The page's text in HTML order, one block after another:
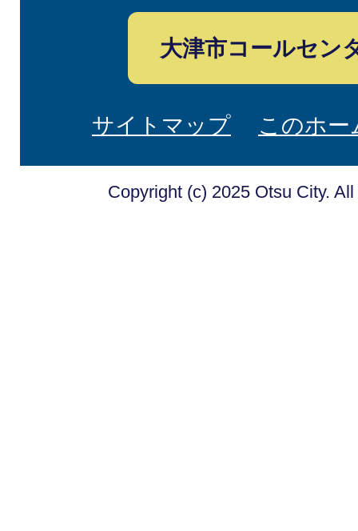
大津市コールセン
サイトマップ このホ
Copyright (c) 2025 Otsu City.